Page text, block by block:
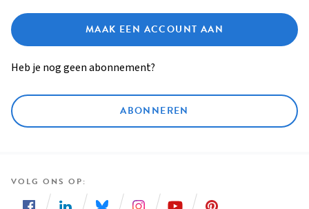
MAAK EEN ACCOUNT AAN
Heb je nog geen abonnement?
ABONNEREN
VOLG ONS OP